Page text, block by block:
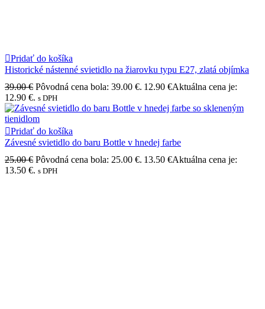
Pridať do košíka
Historické nástenné svietidlo na žiarovku typu E27, zlatá objímka
39.00€ Pôvodná cena bola: 39.00 €. 12.90 €Aktuálna cena je:
12.90 €. s DPH
Pridať do košíka
Závesné svietidlo do baru Bottle v hnedej farbe
25.00€ Pôvodná cena bola: 25.00 €. 13.50 €Aktuálna cena je:
13.50 €. s DPH